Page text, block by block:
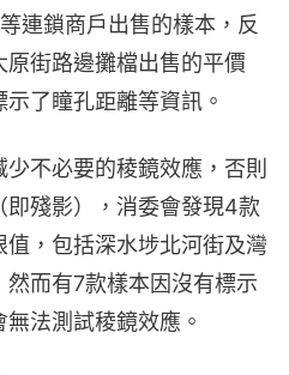
連鎖商戶出售的樣本，反
街路邊攤檔出售的平價
示了瞳孔距離等資訊。
不必要的稜鏡效應，否則
殘影），消委會發現4款
，包括深水埗北河街及灣
而有7款樣本因沒有標示
法測試稜鏡效應。